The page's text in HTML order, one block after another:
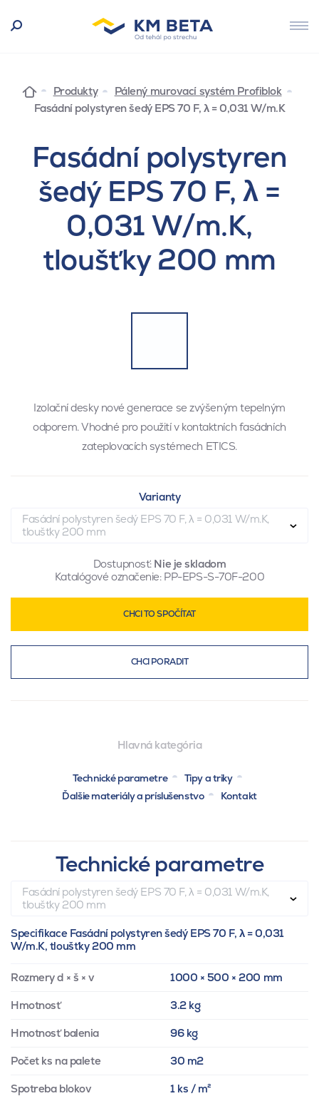
Produkty
Pálený murovací systém Profiblok
Fasádní polystyren šedý EPS 70 F, λ = 0,031 W/m.K
Fasádní polystyren
šedý EPS 70 F, λ =
0,031 W/m.K,
tloušťky 200 mm
Izolační desky nové generace se zvýšeným tepelným
odporem. Vhodné pro použití v kontaktních fasádních
zateplovacích systémech ETICS.
Varianty
Fasádní polystyren šedý EPS 70 F, λ = 0,031 W/m.K,
tloušťky 200 mm
Dostupnosť: Nie je skladom
Katalógové označenie: PP-EPS-S-70F-200
CHCI TO SPOČÍTAT
CHCI PORADIT
Hlavná kategória
Technické parametre
Tipy a triky
Ďalšie materiály a príslušenstvo
Kontakt
Technické parametre
Fasádní polystyren šedý EPS 70 F, λ = 0,031 W/m.K,
tloušťky 200 mm
Specifikace Fasádní polystyren šedý EPS 70 F, λ = 0,031
W/m.K, tloušťky 200 mm
Rozmery d × š × v 1000 × 500 × 200 mm
Hmotnosť 3.2 kg
Hmotnosť balenia 96 kg
Počet ks na palete 30 m2
Spotreba blokov 1 ks / m²